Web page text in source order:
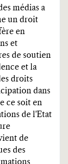
médias a
un droit
en
et
de soutien
et la
droits
dans
ce soit en
de l'Etat
de
des